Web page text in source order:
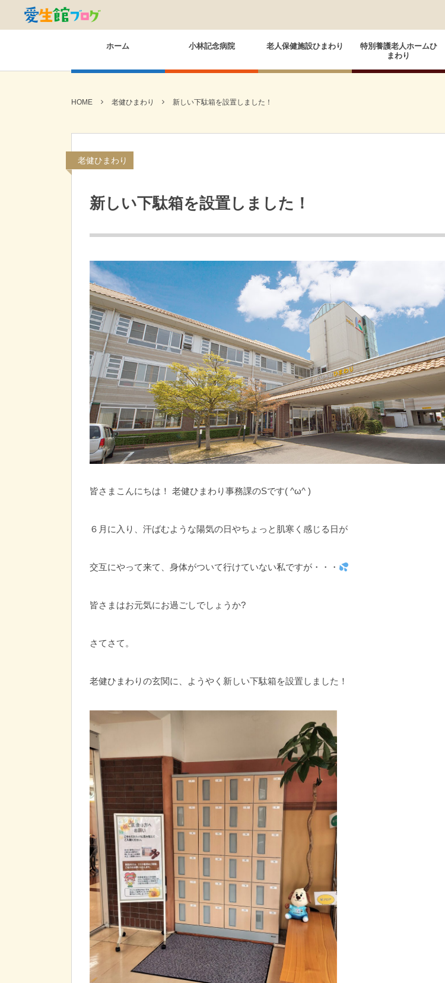
ホーム 小林記念病院 老人保健施設ひまわり
特別養護老人ホームひ
まわり
HOME 老健ひまわり 新しい下駄箱を設置しました！
老健ひまわり
新しい下駄箱を設置しました！
皆さまこんにちは！ 老健ひまわり事務課のSです( ^ω^ )
６月に入り、汗ばむような陽気の日やちょっと肌寒く感じる日が
交互にやって来て、身体がついて行けていない私ですが・・・
皆さまはお元気にお過ごしでしょうか?
さてさて。
老健ひまわりの玄関に、ようやく新しい下駄箱を設置しました！